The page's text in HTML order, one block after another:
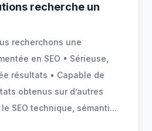
recherche un
recherchons une
en SEO • Sérieuse,
résultats • Capable de
obtenus sur d’autres
SEO technique, sémanti...